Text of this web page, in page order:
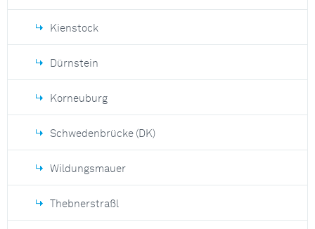
Kienstock
Dürnstein
Korneuburg
Schwedenbrücke (DK)
Wildungsmauer
Thebnerstraßl